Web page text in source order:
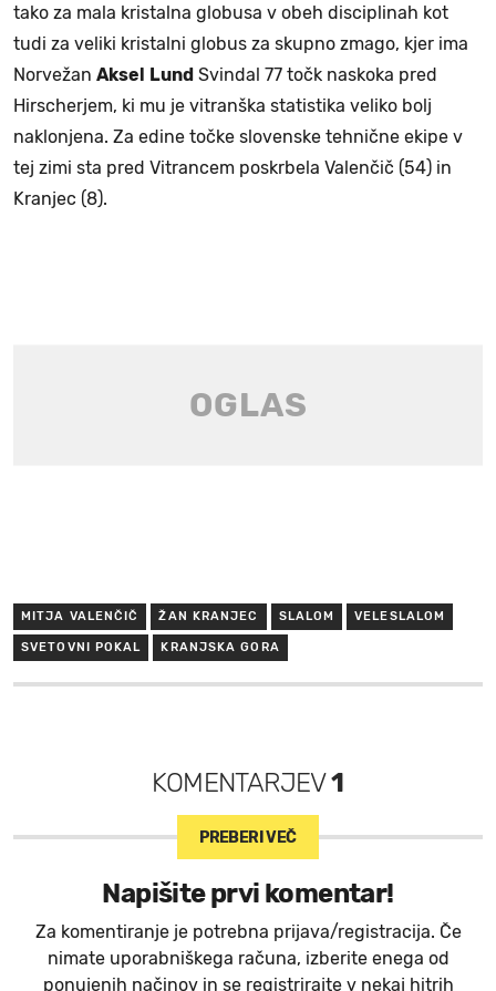
tako za mala kristalna globusa v obeh disciplinah kot
tudi za veliki kristalni globus za skupno zmago, kjer ima
Norvežan Aksel Lund Svindal 77 točk naskoka pred
Hirscherjem, ki mu je vitranška statistika veliko bolj
naklonjena. Za edine točke slovenske tehnične ekipe v
tej zimi sta pred Vitrancem poskrbela Valenčič (54) in
Kranjec (8).
MITJA VALENČIČ ŽAN KRANJEC SLALOM VELESLALOM
SVETOVNI POKAL KRANJSKA GORA
KOMENTARJEV1
PREBERI VEČ
Napišite prvi komentar!
Za komentiranje je potrebna prijava/registracija. Če
nimate uporabniškega računa, izberite enega od
ponujenih načinov in se registrirajte v nekaj hitrih